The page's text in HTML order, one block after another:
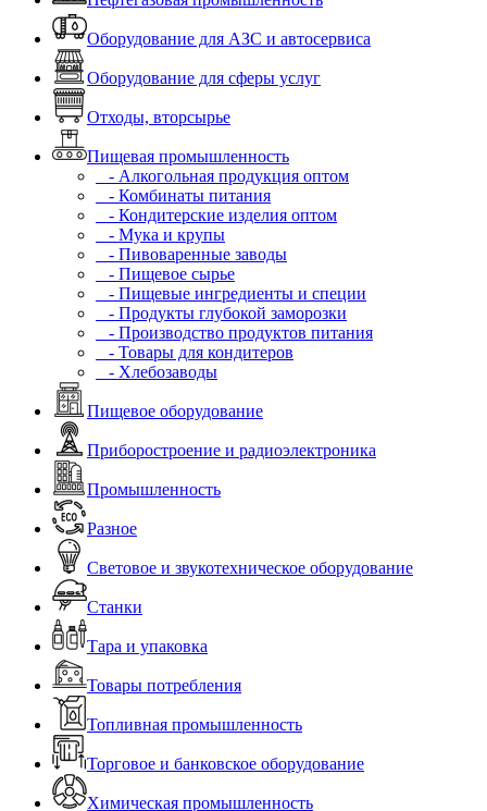
Оборудование для АЗС и автосервиса
Оборудование для сферы услуг
Отходы, вторсырье
Пищевая промышленность
- Алкогольная продукция оптом
- Комбинаты питания
- Кондитерские изделия оптом
- Мука и крупы
- Пивоваренные заводы
- Пищевое сырье
- Пищевые ингредиенты и специи
- Продукты глубокой заморозки
- Производство продуктов питания
- Товары для кондитеров
- Хлебозаводы
Пищевое оборудование
Приборостроение и радиоэлектроника
Промышленность
Разное
Световое и звукотехническое оборудование
Станки
Тара и упаковка
Товары потребления
Топливная промышленность
Торговое и банковское оборудование
Химическая промышленность